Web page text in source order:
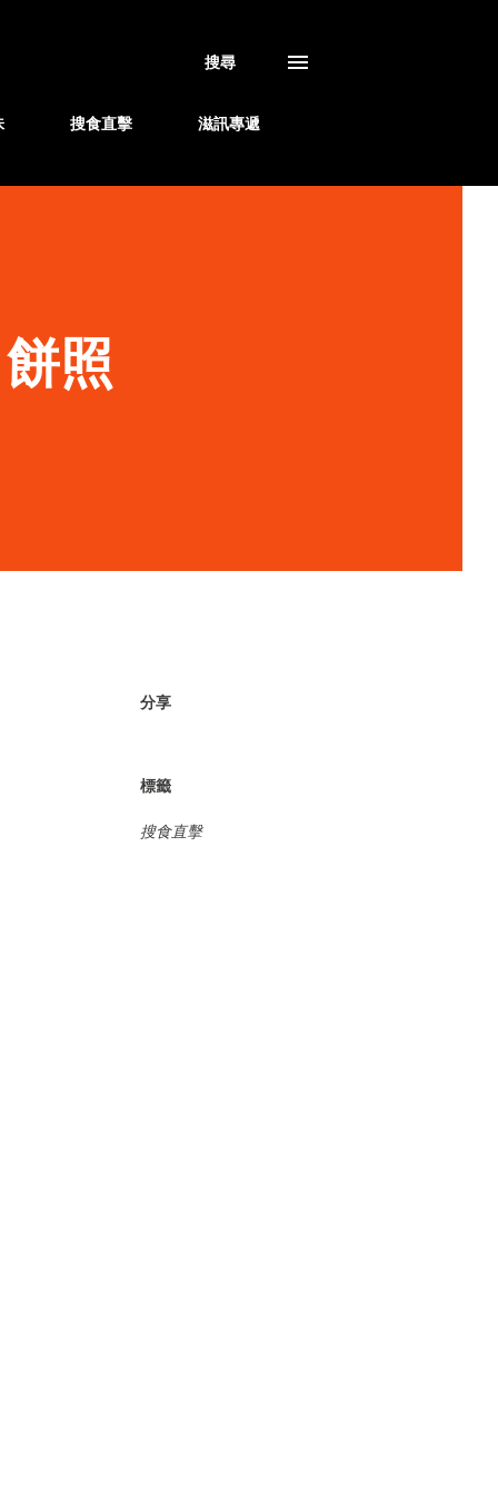
搜尋
搜食直擊 滋訊專遞
照
分享
標籤
搜食直擊